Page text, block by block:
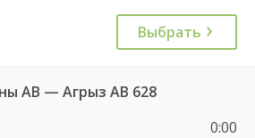
Выбрать
АВ — Агрыз АВ 628
0:00